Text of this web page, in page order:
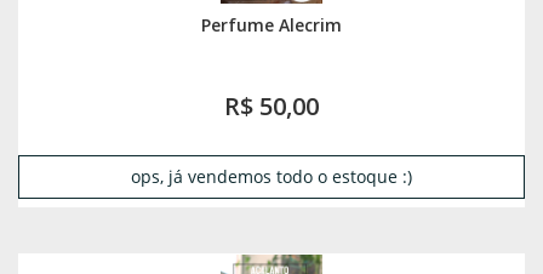
Perfume Alecrim
R$ 50,00
ops, já vendemos todo o estoque :)